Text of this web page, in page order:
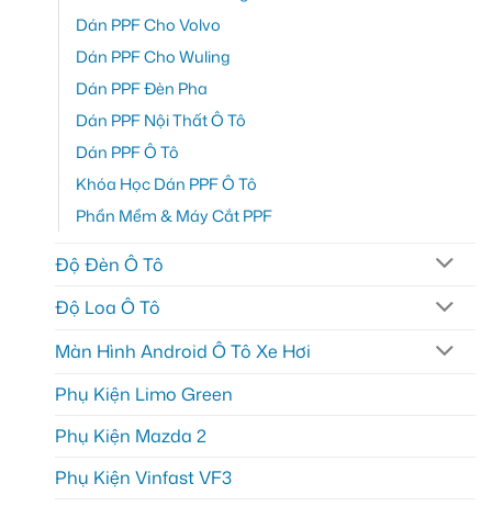
Dán PPF Cho Volvo
Dán PPF Cho Wuling
Dán PPF Đèn Pha
Dán PPF Nội Thất Ô Tô
Dán PPF Ô Tô
Khóa Học Dán PPF Ô Tô
Phần Mềm & Máy Cắt PPF
Độ Đèn Ô Tô
Độ Loa Ô Tô
Màn Hình Android Ô Tô Xe Hơi
Phụ Kiện Limo Green
Phụ Kiện Mazda 2
Phụ Kiện Vinfast VF3